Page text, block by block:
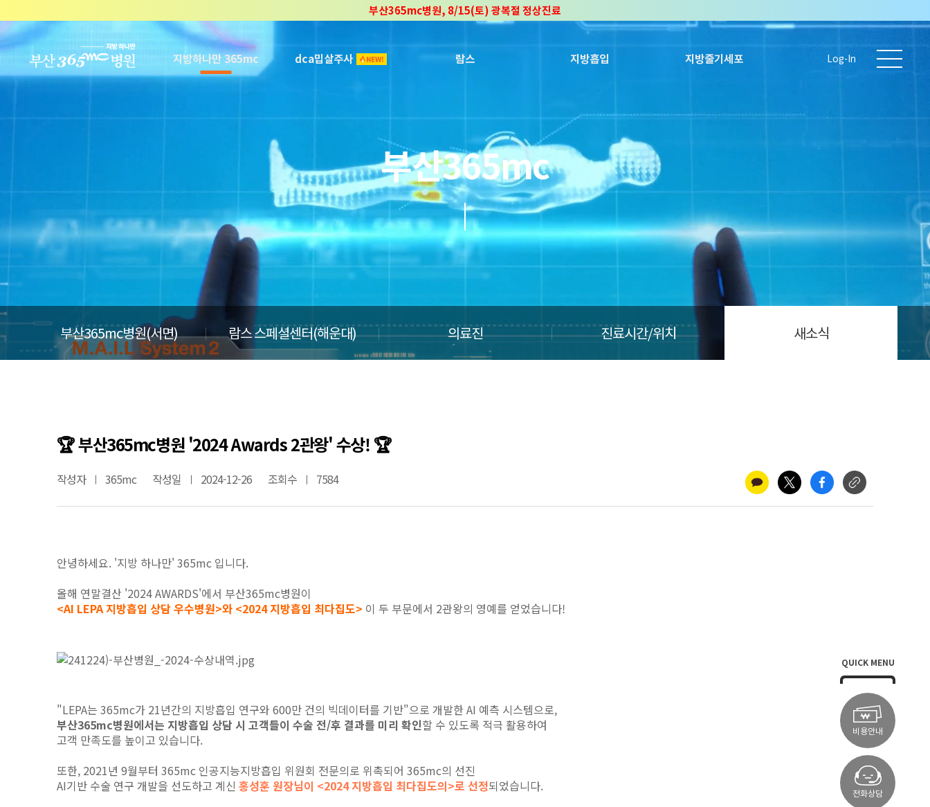
부산365mc병원, 8/15(토) 광복절 정상진료
2025 "부산365mc 보건복지부 장관상" 수상!
지방하나만 365mc dca밉살주사 람스 지방흡입 지방줄기세포 Log-In
부산365mc
부산365mc병원(서면) 람스 스페셜센터(해운대) 의료진 진료시간/위치 새소식
🏆 부산365mc병원 '2024 Awards 2관왕' 수상! 🏆
작성자 365mc 작성일 2024-12-26 조회수 7584
안녕하세요. '지방 하나만' 365mc 입니다.
올해 연말결산 '2024 AWARDS'에서 부산365mc병원이
<AI LEPA 지방흡입 상담 우수병원>와 <2024 지방흡입 최다집도> 이 두 부문에서 2관왕의 영예를 얻었습니다!
"LEPA는 365mc가 21년간의 지방흡입 연구와 600만 건의 빅데이터를 기반"으로 개발한 AI 예측 시스템으로,
부산365mc병원에서는 지방흡입 상담 시 고객들이 수술 전/후 결과를 미리 확인할 수 있도록 적극 활용하여
고객 만족도를 높이고 있습니다.
또한, 2021년 9월부터 365mc 인공지능지방흡입 위원회 전문의로 위촉되어 365mc의 선진
AI기반 수술 연구 개발을 선도하고 계신 홍성훈 원장님이 <2024 지방흡입 최다집도의>로 선정되었습니다.
QUICK MENU
비용안내
전화상담